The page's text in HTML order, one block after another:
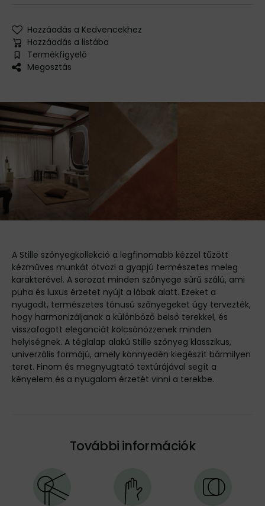
Hozzáadás a Kedvencekhez
Hozzáadás a listába
Termékfigyelő
Megosztás
A Stille szőnyegkollekció a legfinomabb kézzel tűzött
kézműves munkát ötvözi a gyapjú természetes meleg
karakterével. A sorozat minden szőnyege sűrű szálú, ami
puha és luxus érzetet nyújt a lábak alatt. Ezeket a
nyugodt, természetes tónusú szőnyegeket úgy tervezték,
hogy harmonizáljanak a különböző belső terekkel, és
visszafogott eleganciát kölcsönözzenek minden
helyiségnek. A téglalap alakú Stille szőnyeg klasszikus,
univerzális formájú, amely könnyedén kiegészít bármilyen
teret. Finom és megnyugtató textúrájával segít a
kényelem és a nyugalom érzetét vinni a terekbe.
További információk